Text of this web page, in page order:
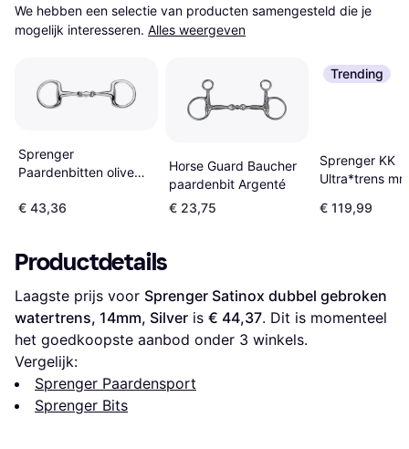
We hebben een selectie van producten samengesteld die je
mogelijk interesseren. Alles weergeven
Sprenger
Paardenbitten olive
Argenté
€ 43,36
Horse Guard Baucher
paardenbit Argenté
€ 23,75
Trending
Sprenger KK
Ultra*trens mm
€ 119,99
Productdetails
Laagste prijs voor Sprenger Satinox dubbel gebroken
watertrens, 14mm, Silver is € 44,37. Dit is momenteel
het goedkoopste aanbod onder 3 winkels.
Vergelijk:
Sprenger Paardensport
Sprenger Bits